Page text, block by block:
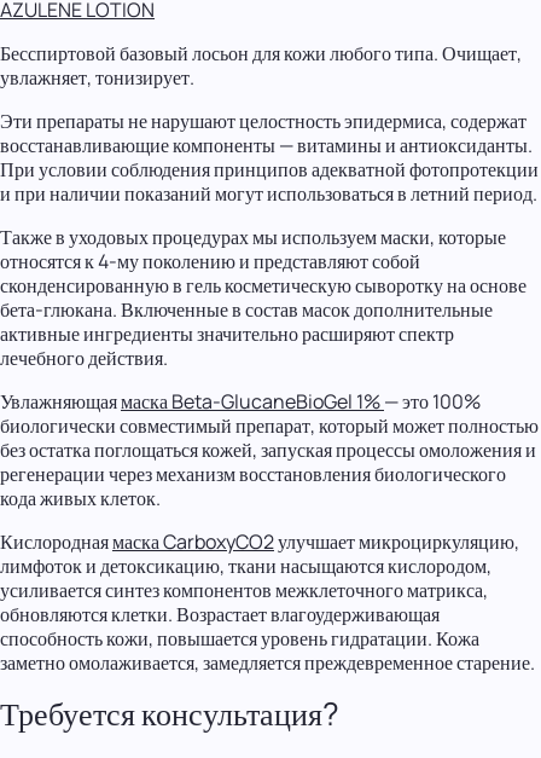
AZULENE LOTION
Бесспиртовой базовый лосьон для кожи любого типа. Очищает,
увлажняет, тонизирует.
Эти препараты не нарушают целостность эпидермиса, содержат
восстанавливающие компоненты — витамины и антиоксиданты.
При условии соблюдения принципов адекватной фотопротекции
и при наличии показаний могут использоваться в летний период.
Также в уходовых процедурах мы используем маски, которые
относятся к 4-му поколению и представляют собой
сконденсированную в гель косметическую сыворотку на основе
бета-глюкана. Включенные в состав масок дополнительные
активные ингредиенты значительно расширяют спектр
лечебного действия.
Увлажняющаямаска Beta-GlucaneBioGel 1%— это 100%
биологически совместимый препарат, который может полностью
без остатка поглощаться кожей, запуская процессы омоложения и
регенерации через механизм восстановления биологического
кода живых клеток.
Кислороднаямаска CarboxyCO2улучшает микроциркуляцию,
лимфоток и детоксикацию, ткани насыщаются кислородом,
усиливается синтез компонентов межклеточного матрикса,
обновляются клетки. Возрастает влагоудерживающая
способность кожи, повышается уровень гидратации. Кожа
заметно омолаживается, замедляется преждевременное старение.
Требуется консультация?